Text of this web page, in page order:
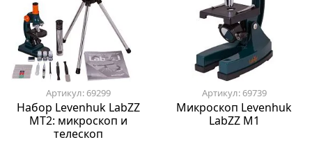
Артикул: 69299
Набор Levenhuk LabZZ
MT2: микроскоп и
телескоп
Артикул: 69739
Микроскоп Levenhuk
LabZZ M1